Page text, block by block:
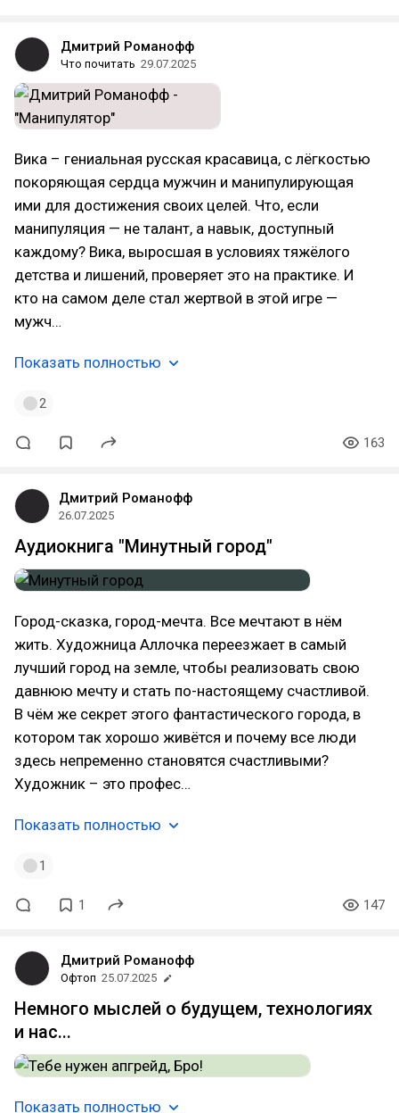
Дмитрий Романофф
Что почитать 29.07.2025
Вика – гениальная русская красавица, с лёгкостью
покоряющая сердца мужчин и манипулирующая
ими для достижения своих целей. Что, если
манипуляция — не талант, а навык, доступный
каждому? Вика, выросшая в условиях тяжёлого
детства и лишений, проверяет это на практике. И
кто на самом деле стал жертвой в этой игре —
мужч…
Показать полностью
2
163
Дмитрий Романофф
26.07.2025
Аудиокнига "Минутный город"
Город-сказка, город-мечта. Все мечтают в нём
жить. Художница Аллочка переезжает в самый
лучший город на земле, чтобы реализовать свою
давнюю мечту и стать по-настоящему счастливой.
В чём же секрет этого фантастического города, в
котором так хорошо живётся и почему все люди
здесь непременно становятся счастливыми?
Художник – это профес…
Показать полностью
1
1 147
Дмитрий Романофф
Офтоп 25.07.2025
Немного мыслей о будущем, технологиях
и нас...
Показать полностью